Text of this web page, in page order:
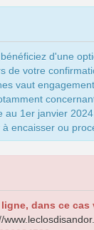
d'une
votre
vaut
1er janvier
encaisser ou
dans ce cas